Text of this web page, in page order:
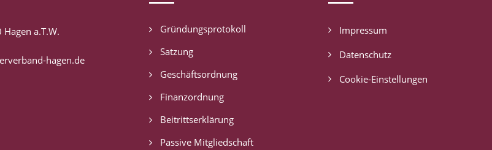
a.T.W.
hagen.de
Gründungsprotokoll
Satzung
Geschäftsordnung
Finanzordnung
Beitrittserklärung
Passive Mitgliedschaft
Impressum
Datenschutz
Cookie-Einstellungen